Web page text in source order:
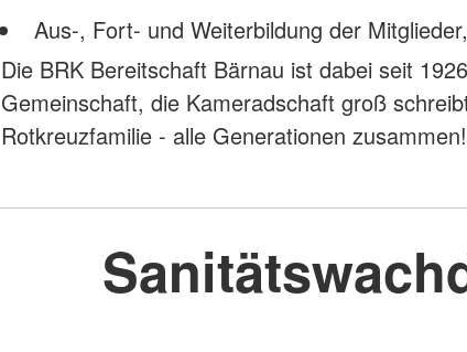
Aus-, Fort- und Weiterbildung der
Die BRK Bereitschaft Bärnau ist dabei seit
Gemeinschaft, die Kameradschaft groß
Rotkreuzfamilie - alle Generationen zusammen!